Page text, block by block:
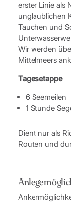
erster Linie als
unglaublichen
Tauchen und
Wir werden
Mittelmeers
Tagesetappe
6 Seemeilen
1 Stunde
Dient nur als
Routen und